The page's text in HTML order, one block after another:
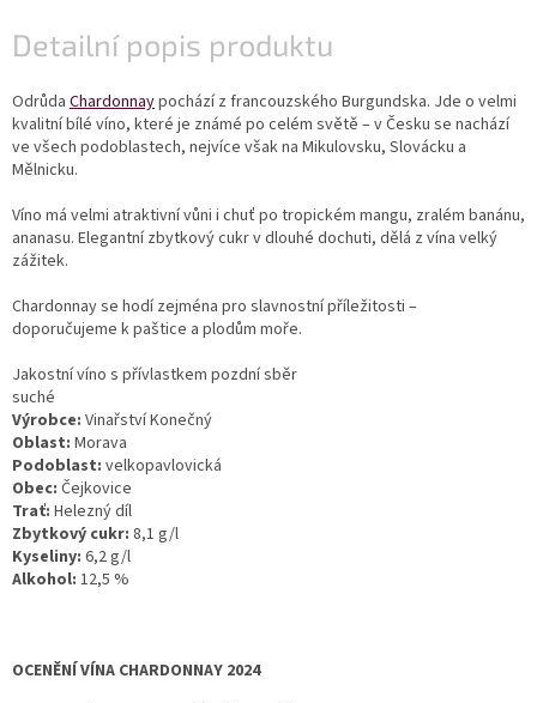
BiB
-
Ostatní
vína
Značky
Přihlášení
Detailní popis produktu
Odrůda Chardonnaypochází z francouzského Burgundska. Jde o velmi
kvalitní bílé víno, které je známé po celém světě – v Česku se nachází
ve všech podoblastech, nejvíce však na Mikulovsku, Slovácku a
Mělnicku.
Víno má velmi atraktivní vůni i chuť po tropickém mangu, zralém banánu,
ananasu. Elegantní zbytkový cukr v dlouhé dochuti, dělá z vína velký
zážitek.
Chardonnay se hodí zejména pro slavnostní příležitosti –
doporučujeme k paštice a plodům moře.
Jakostní víno s přívlastkem pozdní sběr
suché
Výrobce: Vinařství Konečný
Oblast: Morava
Podoblast: velkopavlovická
Obec: Čejkovice
Trať: Helezný díl
Zbytkový cukr: 8,1 g/l
Kyseliny: 6,2 g/l
Alkohol: 12,5 %
OCENĚNÍ VÍNA CHARDONNAY 2024